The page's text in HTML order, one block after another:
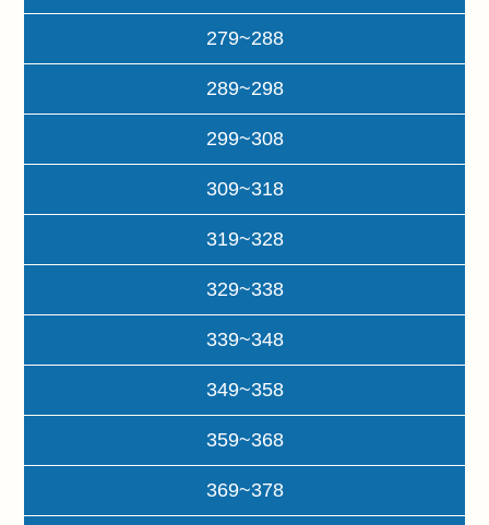
279~288
289~298
299~308
309~318
319~328
329~338
339~348
349~358
359~368
369~378